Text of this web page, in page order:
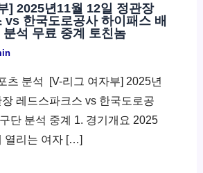
] 2025년11월 12일 정관장
vs 한국도로공사 하이패스 배
석 무료 중계 토친놈
츠 분석 ​ [V-리그 여자부] 2025년
레드스파크스 vs 한국도로공
단 분석 중계 1. 경기개요 2025
열리는 여자 […]